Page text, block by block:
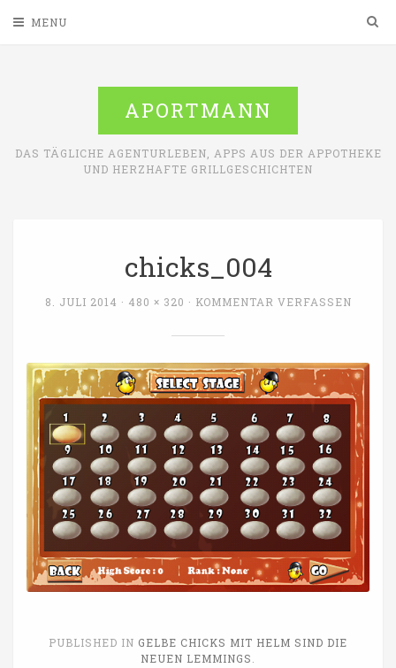
MENU
APORTMANN
DAS TÄGLICHE AGENTURLEBEN, APPS AUS DER APPOTHEKE
UND HERZHAFTE GRILLGESCHICHTEN
chicks_004
8. JULI 2014
FULL
480 × 320 KOMMENTAR VERFASSEN
PUBLISHED IN GELBE CHICKS MIT HELM SIND DIE
NEUEN LEMMINGS